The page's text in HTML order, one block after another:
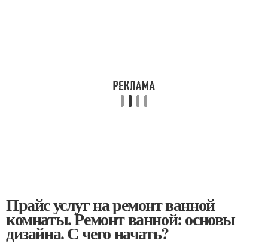
Прайс услуг на ремонт ванной
комнаты. Ремонт ванной: основы
дизайна. С чего начать?